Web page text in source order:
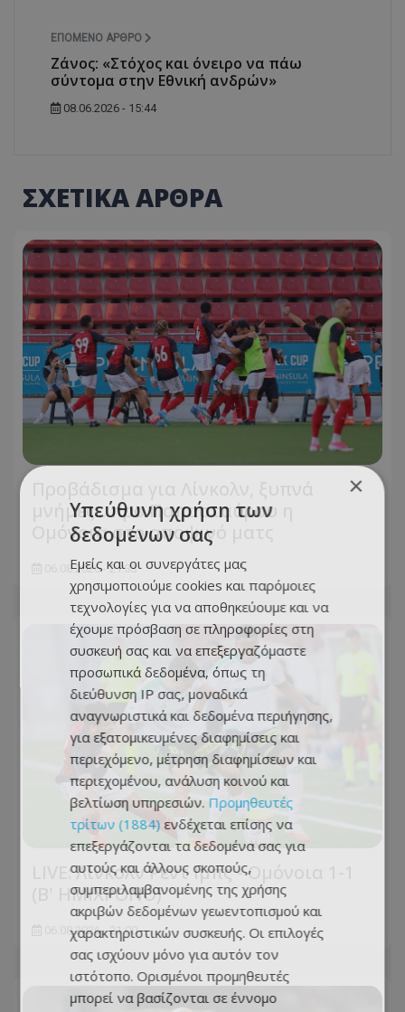
ΕΠΌΜΕΝΟ ΆΡΘΡΟ
Ζάνος: «Στόχος και όνειρο να πάω
σύντομα στην Εθνική ανδρών»
08.06.2026 - 15:44
ΣΧΕΤΙΚΑ ΑΡΘΡΑ
μνήμες... προ Παπασταύρου η
Ομόνοια στο αποψινό ματς
06.08.2026 - 21:33
LIVE: Λίνκολν Ρεντ Ιμπς - Ομόνοια 1-1
(Β' ΗΜΙΧΡΟΝΟ)
06.08.2026 - 21:00
×
Υπεύθυνη χρήση των
δεδομένων σας
Εμείς και οι συνεργάτες μας
χρησιμοποιούμε cookies και παρόμοιες
τεχνολογίες για να αποθηκεύουμε και να
έχουμε πρόσβαση σε πληροφορίες στη
συσκευή σας και να επεξεργαζόμαστε
προσωπικά δεδομένα, όπως τη
διεύθυνση IP σας, μοναδικά
αναγνωριστικά και δεδομένα περιήγησης,
για εξατομικευμένες διαφημίσεις και
περιεχόμενο, μέτρηση διαφημίσεων και
περιεχομένου, ανάλυση κοινού και
βελτίωση υπηρεσιών. Προμηθευτές
τρίτων (1884) ενδέχεται επίσης να
επεξεργάζονται τα δεδομένα σας για
αυτούς και άλλους σκοπούς,
συμπεριλαμβανομένης της χρήσης
ακριβών δεδομένων γεωεντοπισμού και
χαρακτηριστικών συσκευής. Οι επιλογές
σας ισχύουν μόνο για αυτόν τον
ιστότοπο. Ορισμένοι προμηθευτές
μπορεί να βασίζονται σε έννομο